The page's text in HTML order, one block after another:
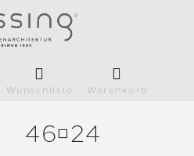
Wunschliste Warenkorb
4624